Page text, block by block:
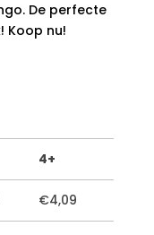
De perfecte
Koop nu!
4+
€4,09